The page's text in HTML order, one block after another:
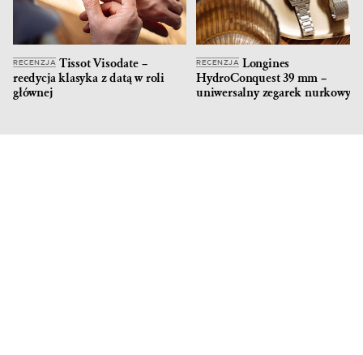
RECENZJA Tissot Visodate –
reedycja klasyka z datą w roli
głównej
RECENZJA Longines
HydroConquest 39 mm –
uniwersalny zegarek nurkowy